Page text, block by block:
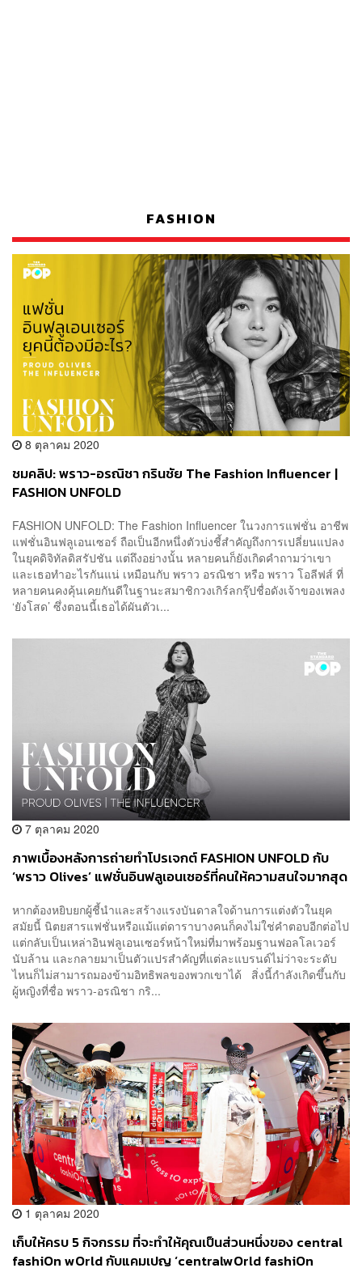
FASHION
8 ตุลาคม 2020
ชมคลิป: พราว-อรณิชา กรินชัย The Fashion Influencer |
FASHION UNFOLD
FASHION UNFOLD: The Fashion Influencer ในวงการแฟชั่น อาชีพ
แฟชั่นอินฟลูเอนเซอร์ ถือเป็นอีกหนึ่งตัวบ่งชี้สำคัญถึงการเปลี่ยนแปลง
ในยุคดิจิทัลดิสรัปชัน แต่ถึงอย่างนั้น หลายคนก็ยังเกิดคำถามว่าเขา
และเธอทำอะไรกันแน่ เหมือนกับ พราว อรณิชา หรือ พราว โอลีฟส์ ที่
หลายคนคงคุ้นเคยกันดีในฐานะสมาชิกวงเกิร์ลกรุ๊ปชื่อดังเจ้าของเพลง
‘ยังโสด’ ซึ่งตอนนี้เธอได้ผันตัวเ...
7 ตุลาคม 2020
ภาพเบื้องหลังการถ่ายทำโปรเจกต์ FASHION UNFOLD กับ
‘พราว Olives’ แฟชั่นอินฟลูเอนเซอร์ที่คนให้ความสนใจมากสุด
หากต้องหยิบยกผู้ชี้นำและสร้างแรงบันดาลใจด้านการแต่งตัวในยุค
สมัยนี้ นิตยสารแฟชั่นหรือแม้แต่ดาราบางคนก็คงไม่ใช่คำตอบอีกต่อไป
แต่กลับเป็นเหล่าอินฟลูเอนเซอร์หน้าใหม่ที่มาพร้อมฐานฟอลโลเวอร์
นับล้าน และกลายมาเป็นตัวแปรสำคัญที่แต่ละแบรนด์ไม่ว่าจะระดับ
ไหนก็ไม่สามารถมองข้ามอิทธิพลของพวกเขาได้ สิ่งนี้กำลังเกิดขึ้นกับ
ผู้หญิงที่ชื่อ พราว-อรณิชา กริ...
1 ตุลาคม 2020
เก็บให้ครบ 5 กิจกรรม ที่จะทำให้คุณเป็นส่วนหนึ่งของ central
fashiOn wOrld กับแคมเปญ ‘centralwOrld fashiOn